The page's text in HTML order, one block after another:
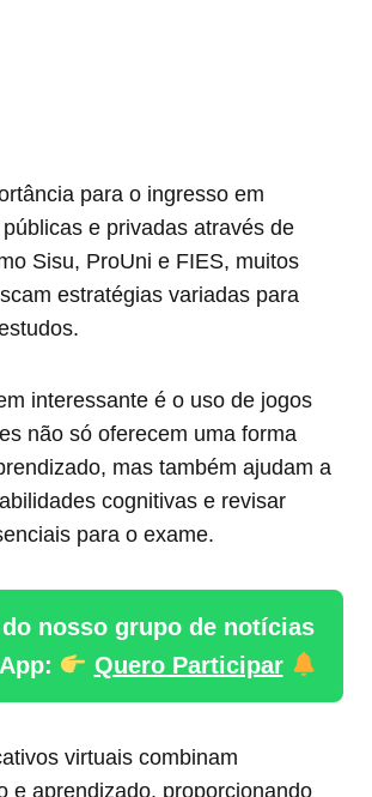
para o ingresso em
e privadas através de
Sisu, ProUni e FIES, muitos
estratégias variadas para
interessante é o uso de jogos
não só oferecem uma forma
mas também ajudam a
cognitivas e revisar
para o exame.
nosso grupo de notícias
Quero Participar
virtuais combinam
e aprendizado, proporcionando